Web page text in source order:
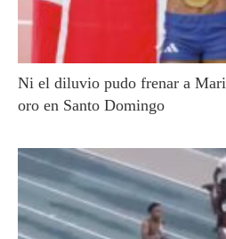
Ni el diluvio pudo frenar a
oro en Santo Domingo